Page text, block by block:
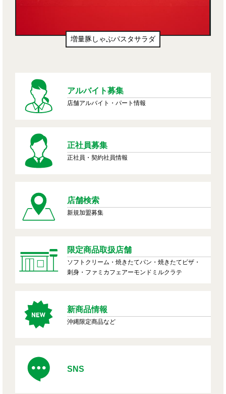
増量豚しゃぶパスタサラダ
アルバイト募集
店舗アルバイト・パート情報
正社員募集
正社員・契約社員情報
店舗検索
新規加盟募集
限定商品取扱店舗
ソフトクリーム・焼きたてパン・焼きたてピザ・
刺身・ファミカフェアーモンドミルクラテ
新商品情報
沖縄限定商品など
SNS